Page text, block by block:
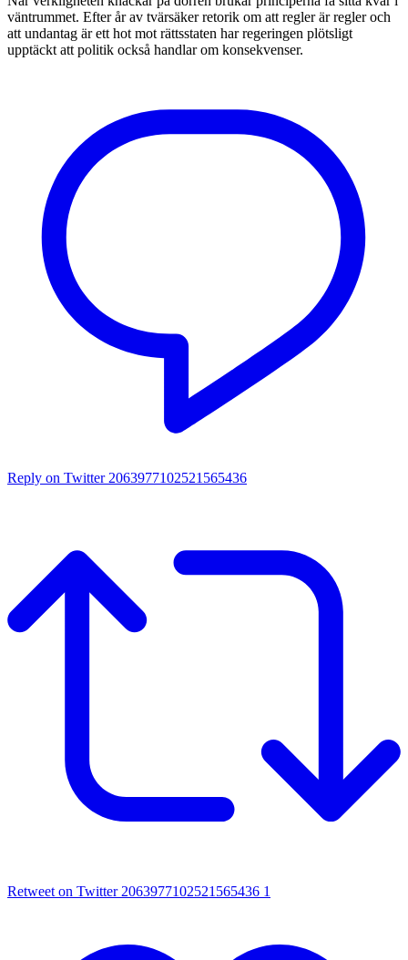
väntrummet. Efter år av tvärsäker retorik om att regler är regler och
att undantag är ett hot mot rättsstaten har regeringen plötsligt
upptäckt att politik också handlar om konsekvenser.
Reply on Twitter 2063977102521565436
Retweet on Twitter 2063977102521565436 1